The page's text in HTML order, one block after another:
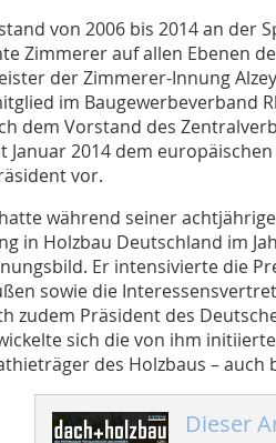
von 2006 bis 2014 an der
Zimmerer auf allen Ebenen
der Zimmerer-Innung
im Baugewerbeverband
dem Vorstand des
Januar 2014 dem
vor.
während seiner
in Holzbau Deutschland im
Er intensivierte die
sowie die
zudem Präsident des
sich die von ihm
des Holzbaus –
Dieser